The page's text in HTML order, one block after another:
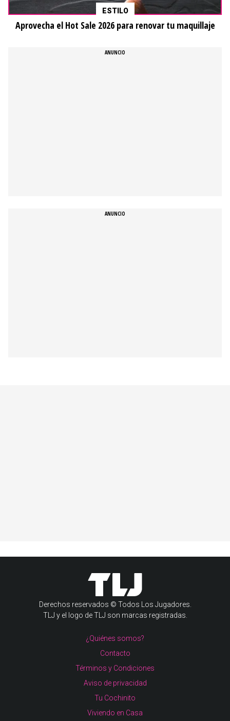
ESTILO
Aprovecha el Hot Sale 2026 para renovar tu maquillaje
Derechos reservados © Todos Los Jugadores.
TLJ y el logo de TLJ son marcas registradas.
¿Quiénes somos?
Contacto
Términos y Condiciones
Aviso de privacidad
Tu Cochinito
Viviendo en Casa